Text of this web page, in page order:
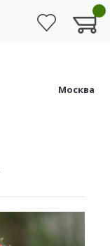
Москва